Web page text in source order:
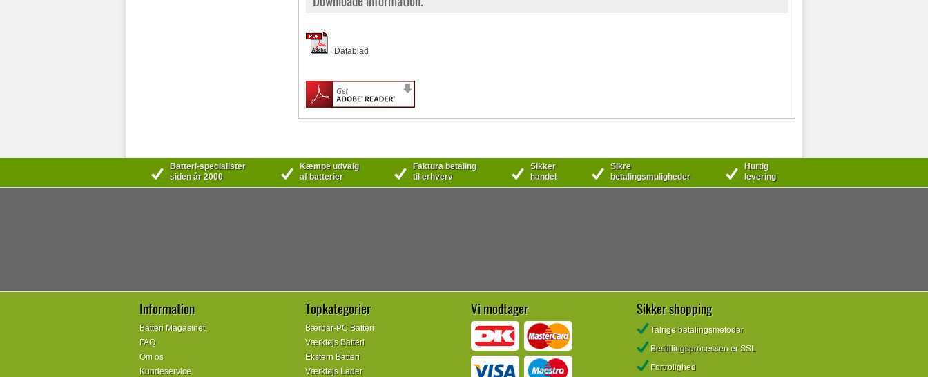
Datablad
Batteri-specialister
siden år 2000
Kæmpe udvalg
af batterier
Faktura betaling
til erhverv
Sikker
handel
Sikre
betalingsmuligheder
Hurtig
levering
Information
Batteri Magasinet
FAQ
Om os
Kundeservice
Topkategorier
Bærbar-PC Batteri
Værktøjs Batteri
Ekstern Batteri
Værktøjs Lader
Vi modtager Sikker shopping
Talrige betalingsmetoder
Bestillingsprocessen er SSL
Fortrolighed